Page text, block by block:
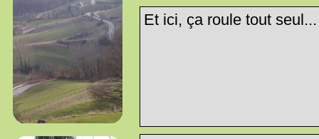
Et ici, ça roule tout seul...